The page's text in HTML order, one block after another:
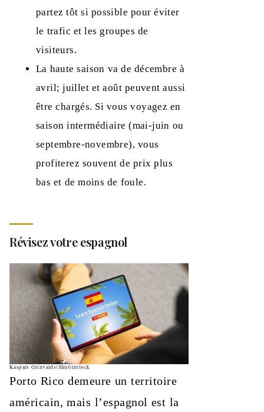
partez tôt si possible pour éviter
le trafic et les groupes de
visiteurs.
La haute saison va de décembre à
avril; juillet et août peuvent aussi
être chargés. Si vous voyagez en
saison intermédiaire (mai-juin ou
septembre-novembre), vous
profiterez souvent de prix plus
bas et de moins de foule.
Révisez votre espagnol
Kaspars Grinvalds/Shutterstock
Porto Rico demeure un territoire
américain, mais l’espagnol est la